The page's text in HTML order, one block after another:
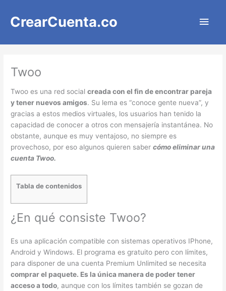
contenido
CrearCuenta.co
Twoo
Twoo es una red socialcreada con el fin de encontrar pareja
y tener nuevos amigos. Su lema es “conoce gente nueva”, y
gracias a estos medios virtuales, los usuarios han tenido la
capacidad de conocer a otros con mensajería instantánea. No
obstante, aunque es muy ventajoso, no siempre es
provechoso, por eso algunos quieren sabercómo eliminar una
cuenta Twoo.
Tabla de contenidos
¿En qué consiste Twoo?
Es una aplicación compatible con sistemas operativos IPhone,
Android y Windows. El programa es gratuito pero con límites,
para disponer de una cuenta Premium Unlimited se necesita
comprar el paquete. Es la única manera de poder tener
acceso a todo, aunque con los límites también se gozan de